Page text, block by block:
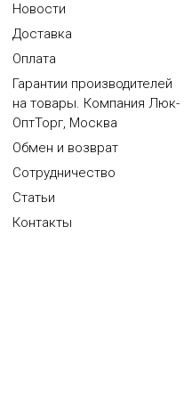
Новости
Доставка
Оплата
Гарантии производителей
на товары. Компания Люк-
ОптТорг, Москва
Обмен и возврат
Сотрудничество
Статьи
Контакты